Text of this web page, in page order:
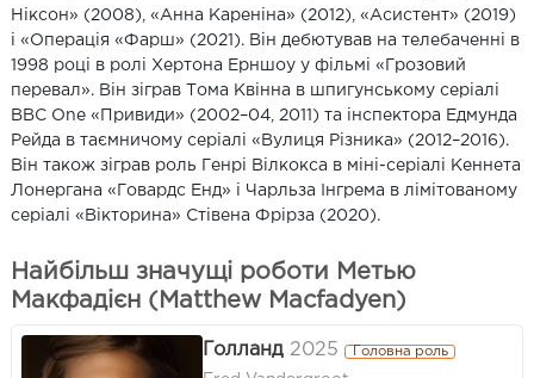
Ніксон» (2008), «Анна Кареніна» (2012), «Асистент» (2019)
і «Операція «Фарш» (2021). Він дебютував на телебаченні в
1998 році в ролі Хертона Ерншоу у фільмі «Грозовий
перевал». Він зіграв Тома Квінна в шпигунському серіалі
BBC One «Привиди» (2002–04, 2011) та інспектора Едмунда
Рейда в таємничому серіалі «Вулиця Різника» (2012–2016).
Він також зіграв роль Генрі Вілкокса в міні-серіалі Кеннета
Лонергана «Говардс Енд» і Чарльза Інгрема в лімітованому
серіалі «Вікторина» Стівена Фрірза (2020).
Найбільш значущі роботи Метью
Макфадієн (Matthew Macfadyen)
Голланд 2025 Головна роль